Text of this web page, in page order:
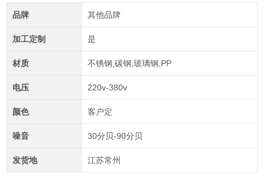
品牌 其他品牌
加工定制 是
材质 不锈钢,碳钢,玻璃钢,PP
电压 220v-380v
颜色 客户定
噪音 30分贝-90分贝
发货地 江苏常州